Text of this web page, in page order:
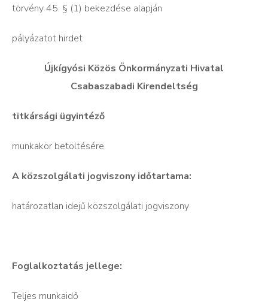
törvény 45. § (1) bekezdése alapján
pályázatot hirdet
Újkígyósi Közös Önkormányzati Hivatal
Csabaszabadi Kirendeltség
titkársági ügyintéző
munkakör betöltésére.
A közszolgálati jogviszony időtartama:
határozatlan idejű közszolgálati jogviszony
Foglalkoztatás jellege:
Teljes munkaidő